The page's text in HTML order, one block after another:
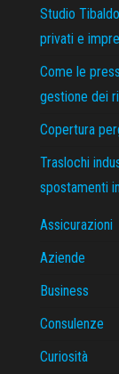
Studio
privati e
Come le
gestione dei
Copertura
Traslochi
spostamenti
Assicurazioni
Aziende
Business
Consulenze
Curiosità